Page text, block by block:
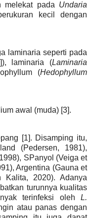
melekat pada Undaria
kecil dengan
laminaria seperti pada
laminaria (Laminaria
(Hedophyllum
awal (muda) [3].
[1]. Disamping itu,
(Pedersen, 1981),
SPanyol (Veiga et
Argentina (Gauna et
Kalita, 2020). Adanya
turunnya kualitas
terinfeksi olehL.
atau panas dengan